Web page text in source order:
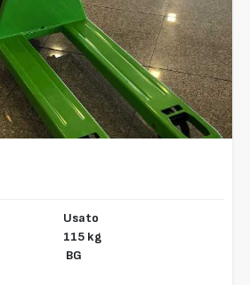
Usato
115 kg
BG